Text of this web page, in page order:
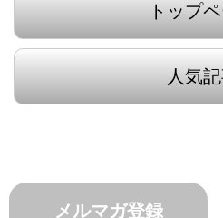
トップ
人気
メルマガ登録